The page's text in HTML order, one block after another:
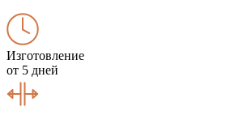
Изготовление
от 5 дней